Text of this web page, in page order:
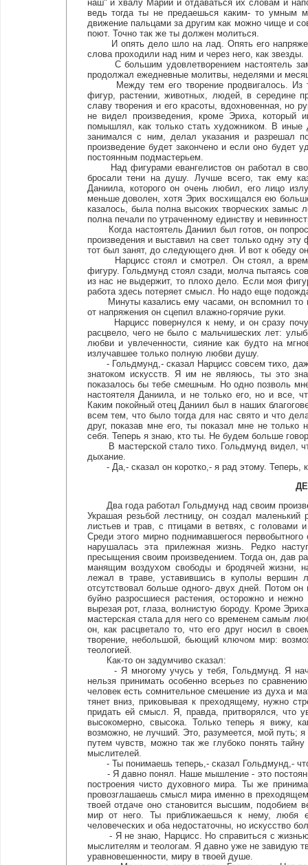
наш" и хвалу Марии и отдаваться их словам и
ведь тогда ты не предаешься каким- то умным
движение пальцами за другим как можно чище и
поют. Точно так же ты должен молиться.
И опять дело шло на лад. Опять его
слова проходили над ним и через него, как звезды.
С большим удовлетворением настоятель
продолжал ежедневные молитвы, неделями и
Между тем его творение продвигалось. Из
фигур, растении, животных, людей, в середине
славу творения и его красоты, вдохновенная, но
не видел произведения, кроме Эриха,
помышлял, как только стать художником. В
занимался с ним, делал указания и разрешал
произведение будет закончено и если оно будет
постоянным подмастерьем.
Над фигурами евангелистов он работал в
бросали тени на душу. Лучше всего, так ему
Даниила, которого он очень любил, его лицо
меньше доволен, хотя Эрих восхищался ею
казалось, была полна высоких творческих замыс
полна печали по утраченному единству и
Когда настоятель Даниил был готов, он
произведения и выставил на свет только одну
тот был занят, до следующего дня. И вот к обеду
Нарцисс стоял и смотрел. Он стоял, а время
фигуру. Гольдмунд стоял сзади, молча пытаясь
из нас не выдержит, то плохо дело. Если моя
работа здесь потеряет смысл. Но надо еще
Минуты казались ему часами, он вспомнил то
от напряжения он сцепил влажно-горячие руки.
Нарцисс повернулся к нему, и он сразу
расцвело, чего не было с мальчишеских лет:
любви и увлеченности, сияние как будто на
излучавшее только полную любви душу.
- Гольдмунд,- сказал Нарцисс совсем тихо,
знатоком искусств. Я им не являюсь, ты это
показалось бы тебе смешным. Но одно позволь
настоятеля Даниила, и не только его, но и все,
Каким покойный отец Даниил был в наших
всем тем, что было тогда для нас свято и что
друг, показав мне его, ты показал мне не
себя. Теперь я знаю, кто ты. Не будем больше
В мастерской стало тихо. Гольдмунд видел,
дыхание.
- Да,- сказал он коротко,- я рад этому. Теперь,
Два года работал Гольдмунд над своим
Украшая резьбой лестницу, он создал
листьев и трав, с птицами в ветвях, с
Среди этого мирно поднимавшегося
нарушалась эта прилежная жизнь. Редко
пресыщения своим произведением. Тогда он, дав
манящим воздухом свободы и бродячей жизни,
лежал в траве, уставившись в куполы вершин
отсутствовал больше одного- двух дней. Потом
буйно разросшиеся растения, осторожно и
вырезая рот, глаза, волнистую бороду. Кроме
мастерская стала для него со временем самым
он, как расцветало то, что его друг носил в
творение, небольшой, бьющий ключом мир:
теологией.
Как-то он задумчиво сказал:
- Я многому учусь у тебя, Гольдмунд. Я
нельзя принимать особенно всерьез по
человек есть сомнительное смешение из духа и
тянет вниз, приковывая к преходящему, нужно
придать ей смысл. Я, правда, притворялся, что
высокомерно, свысока. Только теперь я вижу,
возможно, не лучший. Это, разумеется, мой путь;
путем чувств, можно так же глубоко понять
мыслителей.
- Ты понимаешь теперь,- сказал Гольдмунд,- что
- Я давно понял. Наше мышление - это
построения чисто духовного мира. Ты же
провозглашаешь смысл мира именно в
твоей отдаче оно становится высшим, подобием
мир от него. Ты приближаешься к нему, любя
человеческих и оба недостаточны, но искусство
- Я не знаю, Нарцисс. Но справиться с жизнью,
мыслителям и теологам. Я давно уже не завидую
уравновешенности, миру в твоей душе.